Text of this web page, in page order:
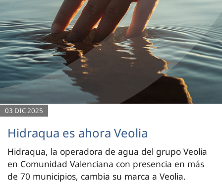
03 DIC 2025
Hidraqua es ahora Veolia
Hidraqua, la operadora de agua del grupo Veolia
en Comunidad Valenciana con presencia en más
de 70 municipios, cambia su marca a Veolia.